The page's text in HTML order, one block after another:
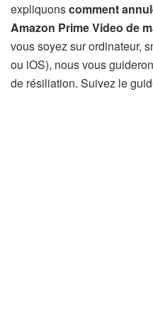
expliquonscomment
Amazon Prime Video de
vous soyez sur ordinateur,
ou iOS), nous vous
de résiliation. Suivez le